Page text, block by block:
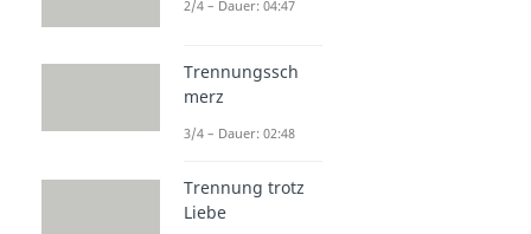
2/4 – Dauer: 04:47
Trennungssch
merz
3/4 – Dauer: 02:48
Trennung trotz
Liebe